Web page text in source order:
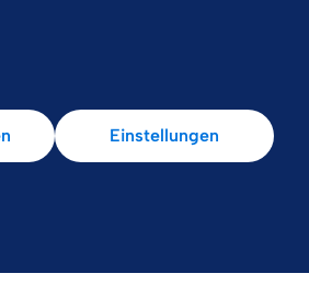
Einstellungen